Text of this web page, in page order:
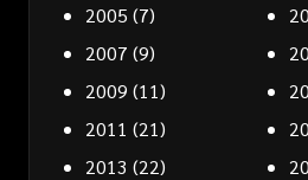
2005 (7)
2007 (9)
2009 (11)
2011 (21)
2013 (22)